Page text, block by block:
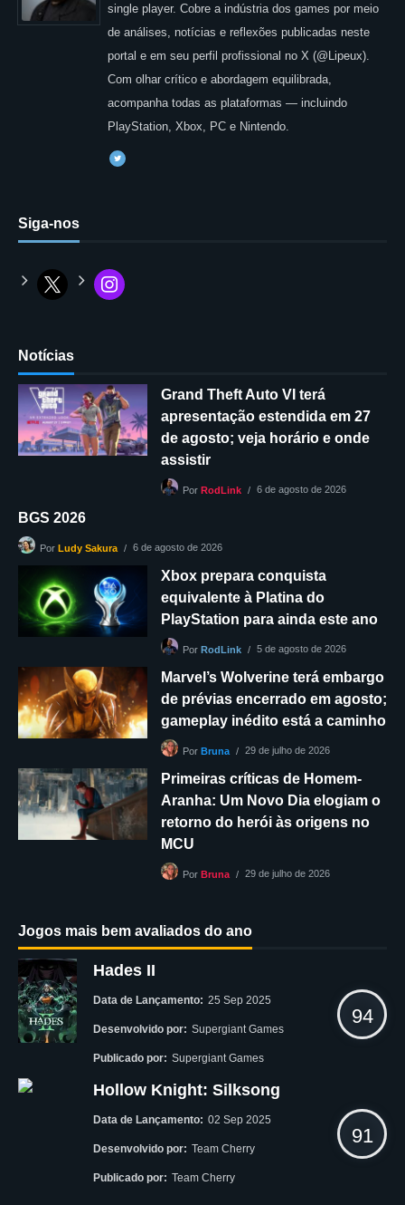
single player. Cobre a indústria dos games por meio
de análises, notícias e reflexões publicadas neste
portal e em seu perfil profissional no X (@Lipeux).
Com olhar crítico e abordagem equilibrada,
acompanha todas as plataformas — incluindo
PlayStation, Xbox, PC e Nintendo.
Siga-nos
Notícias
Grand Theft Auto VI terá
apresentação estendida em 27
de agosto; veja horário e onde
assistir
Por RodLink 6 de agosto de 2026
BGS 2026
Por Ludy Sakura 6 de agosto de 2026
Xbox prepara conquista
equivalente à Platina do
PlayStation para ainda este ano
Por RodLink 5 de agosto de 2026
Marvel’s Wolverine terá embargo
de prévias encerrado em agosto;
gameplay inédito está a caminho
Por Bruna 29 de julho de 2026
Primeiras críticas de Homem-
Aranha: Um Novo Dia elogiam o
retorno do herói às origens no
MCU
Por Bruna 29 de julho de 2026
Jogos mais bem avaliados do ano
Hades II
Data de Lançamento: 25 Sep 2025
Desenvolvido por: Supergiant Games
Publicado por: Supergiant Games
94
Hollow Knight: Silksong
Data de Lançamento: 02 Sep 2025
Desenvolvido por: Team Cherry
Publicado por: Team Cherry
91